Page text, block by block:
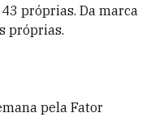
próprias. Da marca
próprias.
pela Fator